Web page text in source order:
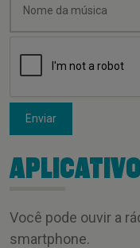
Enviar
APLICATIVO
Você pode ouvir a
smartphone.